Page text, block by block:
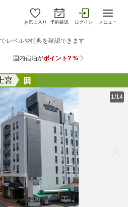
お気に入り 予約確認 ログイン メニュー
宮
1/14